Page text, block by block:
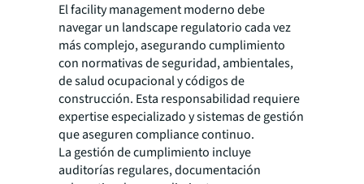
El facility management moderno debe
navegar un landscape regulatorio cada vez
más complejo, asegurando cumplimiento
con normativas de seguridad, ambientales,
de salud ocupacional y códigos de
construcción. Esta responsabilidad requiere
expertise especializado y sistemas de gestión
que aseguren compliance continuo.
La gestión de cumplimiento incluye
auditorías regulares, documentación